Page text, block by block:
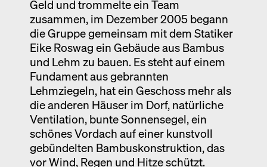
Geld und trommelte ein Team
zusammen, im Dezember 2005 begann
die Gruppe gemeinsam mit dem Statiker
Eike Roswag ein Gebäude aus Bambus
und Lehm zu bauen. Es steht auf einem
Fundament aus gebrannten
Lehmziegeln, hat ein Geschoss mehr als
die anderen Häuser im Dorf, natürliche
Ventilation, bunte Sonnensegel, ein
schönes Vordach auf einer kunstvoll
gebündelten Bambuskonstruktion, das
vor Wind, Regen und Hitze schützt.